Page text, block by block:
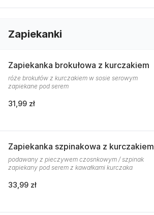
Zapiekanki
Zapiekanka brokułowa z kurczakiem
róże brokułów z kurczakiem w sosie serowym
zapiekane pod serem
31,99 zł
Zapiekanka szpinakowa z kurczakiem
podawany z pieczywem czosnkowym / szpinak
zapiekany pod serem z kawałkami kurczaka
33,99 zł